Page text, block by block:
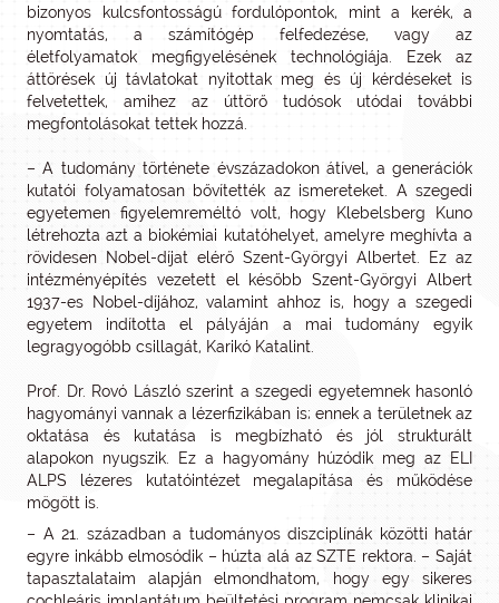
bizonyos kulcsfontosságú fordulópontok, mint a kerék, a
nyomtatás, a számítógép felfedezése, vagy az
életfolyamatok megfigyelésének technológiája. Ezek az
áttörések új távlatokat nyitottak meg és új kérdéseket is
felvetettek, amihez az úttörő tudósok utódai további
megfontolásokat tettek hozzá.
– A tudomány története évszázadokon átível, a generációk
kutatói folyamatosan bővítették az ismereteket. A szegedi
egyetemen figyelemreméltó volt, hogy Klebelsberg Kuno
létrehozta azt a biokémiai kutatóhelyet, amelyre meghívta a
rövidesen Nobel-díjat elérő Szent-Györgyi Albertet. Ez az
intézményépítés vezetett el később Szent-Györgyi Albert
1937-es Nobel-díjához, valamint ahhoz is, hogy a szegedi
egyetem indította el pályáján a mai tudomány egyik
legragyogóbb csillagát, Karikó Katalint.
Prof. Dr. Rovó László szerint a szegedi egyetemnek hasonló
hagyományi vannak a lézerfizikában is; ennek a területnek az
oktatása és kutatása is megbízható és jól strukturált
alapokon nyugszik. Ez a hagyomány húzódik meg az ELI
ALPS lézeres kutatóintézet megalapítása és működése
mögött is.
– A 21. században a tudományos diszciplínák közötti határ
egyre inkább elmosódik – húzta alá az SZTE rektora. – Saját
tapasztalataim alapján elmondhatom, hogy egy sikeres